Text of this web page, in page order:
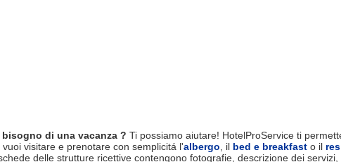
bisogno di una vacanza ? Ti possiamo aiutare! HotelProService ti
vuoi visitare e prenotare con semplicitá l'albergo , il bed e breakfast o il
delle strutture ricettive contengono fotografie, descrizione dei servizi,